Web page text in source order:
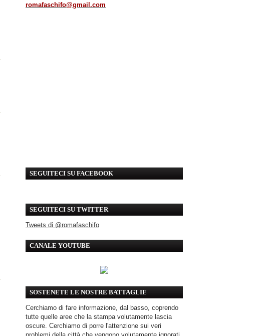
romafaschifo@gmail.com
SEGUITECI SU FACEBOOK
SEGUITECI SU TWITTER
Tweets di @romafaschifo
CANALE YOUTUBE
SOSTENETE LE NOSTRE BATTAGLIE
Cerchiamo di fare informazione, dal basso, coprendo
tutte quelle aree che la stampa volutamente lascia
oscure. Cerchiamo di porre l'attenzione sui veri
problemi della città che vengono volutamente ignorati